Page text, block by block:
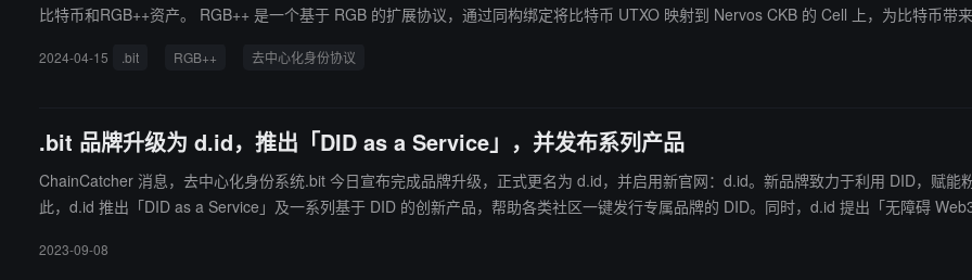
比特币和RGB++资产。 RGB++ 是一个基于 RGB 的扩展协议，通过同构绑定将比特币 UTXO 映射到 Nervos CKB 的 Cell 上，为比特币带来了无须跨链、不损失安全性的图灵完备合约扩展和性能扩展。 .bit
2024-04-15 .bit RGB++ 去中心化身份协议
.bit 品牌升级为 d.id，推出「DID as a Service」，并发布系列产品
ChainCatcher 消息，去中心化身份系统.bit 今日宣布完成品牌升级，正式更名为 d.id，并启用新官网：d.id。新品牌致力于利用 DID，赋能
此，d.id 推出「DID as a Service」及一系列基于 DID 的创新产品，帮助各类社区一键发行专属品牌的 DID。同时，d.id 提出「无障碍
2023-09-08